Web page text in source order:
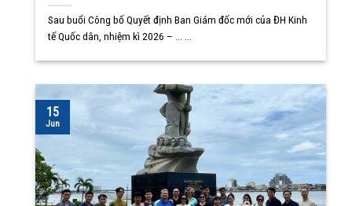
Sau buổi Công bố Quyết định Ban Giám đốc mới của ĐH Kinh
tế Quốc dân, nhiệm kì 2026 – ... ...
15
Jun